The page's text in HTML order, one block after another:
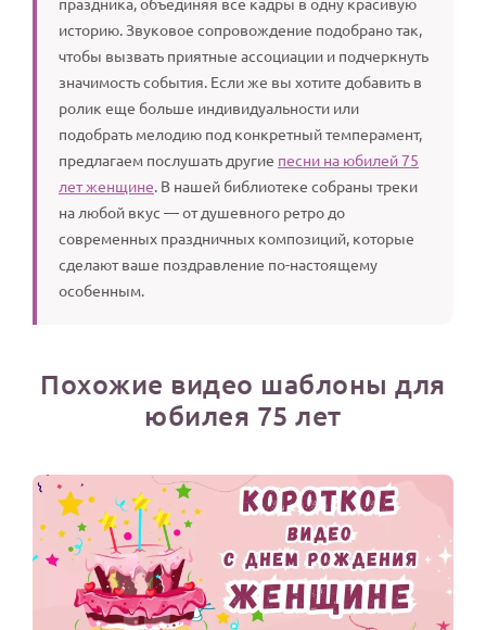
историю. Звуковое сопровождение подобрано так,
чтобы вызвать приятные ассоциации и подчеркнуть
значимость события. Если же вы хотите добавить в
ролик еще больше индивидуальности или
подобрать мелодию под конкретный темперамент,
предлагаем послушать другие песни на юбилей 75
лет женщине. В нашей библиотеке собраны треки
на любой вкус — от душевного ретро до
современных праздничных композиций, которые
сделают ваше поздравление по-настоящему
особенным.
Похожие видео шаблоны для
юбилея 75 лет